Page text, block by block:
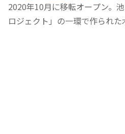
2020年10月に移転オープン。
ロジェクト」の一環で作られ